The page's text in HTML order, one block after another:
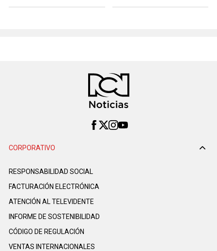
CORPORATIVO
RESPONSABILIDAD SOCIAL
FACTURACIÓN ELECTRÓNICA
ATENCIÓN AL TELEVIDENTE
INFORME DE SOSTENIBILIDAD
CÓDIGO DE REGULACIÓN
VENTAS INTERNACIONALES